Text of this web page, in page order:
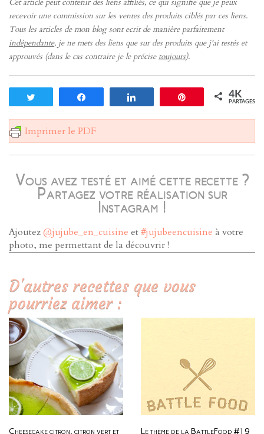
Cet article peut contenir des liens affiliés, ce qui signifie que je peux
recevoir une commission sur les ventes des produits ciblés par ces liens.
Tous les articles de mon blog sont ecrit de manière parfaitement
indépendante, je ne mets des liens que sur des produits que j'ai testés et
approuvés (dans le cas contraire je le précise toujours).
Enregistrer4K
PARTAGES
Imprimer le PDF
Vous avez testé et aimé cette recette ?
Partagez votre réalisation sur
Instagram !
Ajoutez@jujube_en_cuisine et#jujubeencuisine à votre
photo, me permettant de la découvrir !
D'autres recettes que vous
pourriez aimer :
Cheesecake citron, citron vert et
Le thème de la BattleFood #19